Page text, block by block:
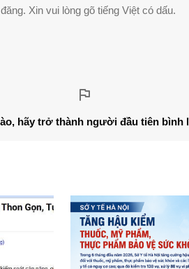
Xin vui lòng gõ tiếng Việt có dấu.
hãy trở thành người đầu tiên bình